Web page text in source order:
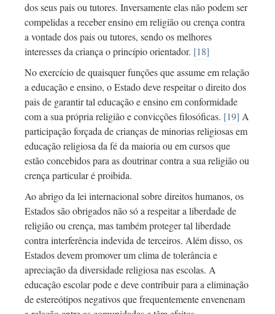
dos seus pais ou tutores. Inversamente elas não podem ser
compelidas a receber ensino em religião ou crença contra
a vontade dos pais ou tutores, sendo os melhores
interesses da criança o princípio orientador. [18]
No exercício de quaisquer funções que assume em relação
a educação e ensino, o Estado deve respeitar o direito dos
pais de garantir tal educação e ensino em conformidade
com a sua própria religião e convicções filosóficas. [19] A
participação forçada de crianças de minorias religiosas em
educação religiosa da fé da maioria ou em cursos que
estão concebidos para as doutrinar contra a sua religião ou
crença particular é proibida.
Ao abrigo da lei internacional sobre direitos humanos, os
Estados são obrigados não só a respeitar a liberdade de
religião ou crença, mas também proteger tal liberdade
contra interferência indevida de terceiros. Além disso, os
Estados devem promover um clima de tolerância e
apreciação da diversidade religiosa nas escolas. A
educação escolar pode e deve contribuir para a eliminação
de estereótipos negativos que frequentemente envenenam